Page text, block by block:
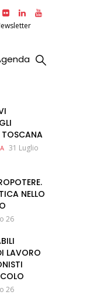
31 Luglio
NELLO
26
LAVORO
26